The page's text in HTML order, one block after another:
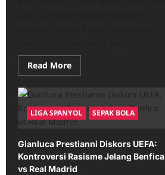
Read MoreRead
more
Hakimi
PSG
Hadapi
Persidangan,
Tuduhan
Pemerkosaan
Jadi
Sorotan
LIGA SPANYOL SEPAK BOLA
Gianluca Prestianni Diskors UEFA:
Kontroversi Rasisme Jelang Benfica
vs Real Madrid